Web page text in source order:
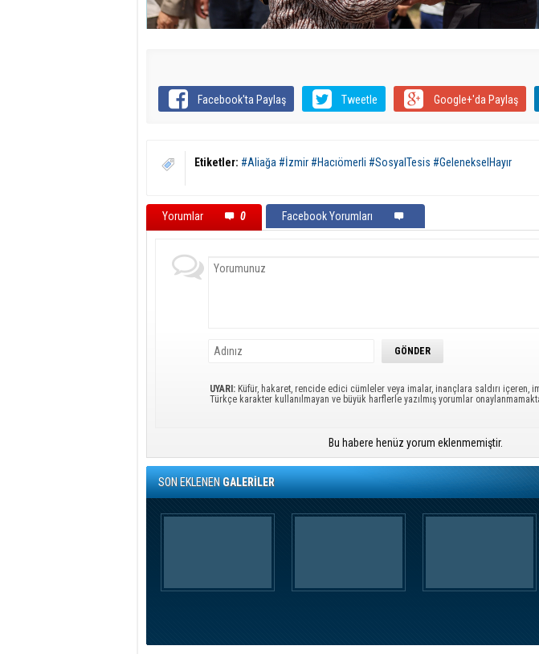
Facebook'ta Paylaş Tweetle Google+'da Paylaş
Etiketler: #Aliağa #İzmir #Hacıömerli #SosyalTesis #GelenekselHayır
Yorumlar 0 Facebook Yorumları
UYARI: Küfür, hakaret, rencide edici cümleler veya imalar, inançlara saldırı içeren,
Türkçe karakter kullanılmayan ve büyük harflerle yazılmış yorumlar
Bu habere henüz yorum eklenmemiştir.
SON EKLENENGALERİLER